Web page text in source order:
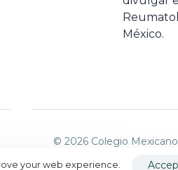
México.
© 2026 Colegio
your web experience.